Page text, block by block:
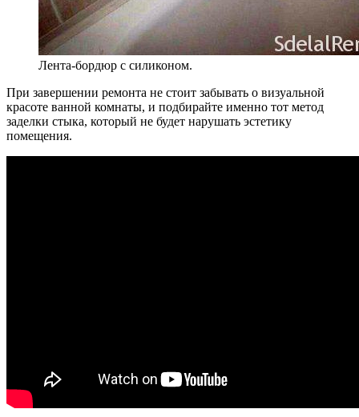
Лента-бордюр с силиконом.
При завершении ремонта не стоит забывать о визуальной
красоте ванной комнаты, и подбирайте именно тот метод
заделки стыка, который не будет нарушать эстетику
помещения.